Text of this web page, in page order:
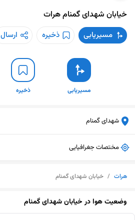
خیابان شهدای گمنامهرات
مسیریابی ذخیره ارسال
مسیریابی ذخیره
شهدای گمنام
مختصات جغرافیایی
هرات / خیابان شهدای گمنام
وضعیت هوا درخیابان شهدای گمنام